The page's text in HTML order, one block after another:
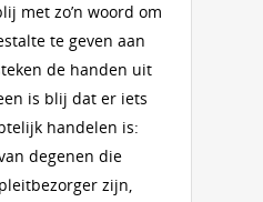
met zo’n woord om
te geven aan
de handen uit
is blij dat er iets
handelen is:
degenen die
zijn,